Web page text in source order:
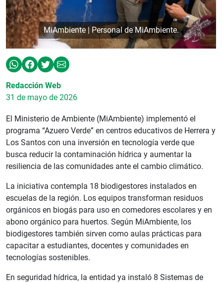
MiAmbiente | Personal de MiAmbiente.
Redacción Web
31 de mayo de 2026
El Ministerio de Ambiente (MiAmbiente) implementó el
programa “Azuero Verde” en centros educativos de Herrera y
Los Santos con una inversión en tecnología verde que
busca reducir la contaminación hídrica y aumentar la
resiliencia de las comunidades ante el cambio climático.
La iniciativa contempla 18 biodigestores instalados en
escuelas de la región. Los equipos transforman residuos
orgánicos en biogás para uso en comedores escolares y en
abono orgánico para huertos. Según MiAmbiente, los
biodigestores también sirven como aulas prácticas para
capacitar a estudiantes, docentes y comunidades en
tecnologías sostenibles.
En seguridad hídrica, la entidad ya instaló 8 Sistemas de